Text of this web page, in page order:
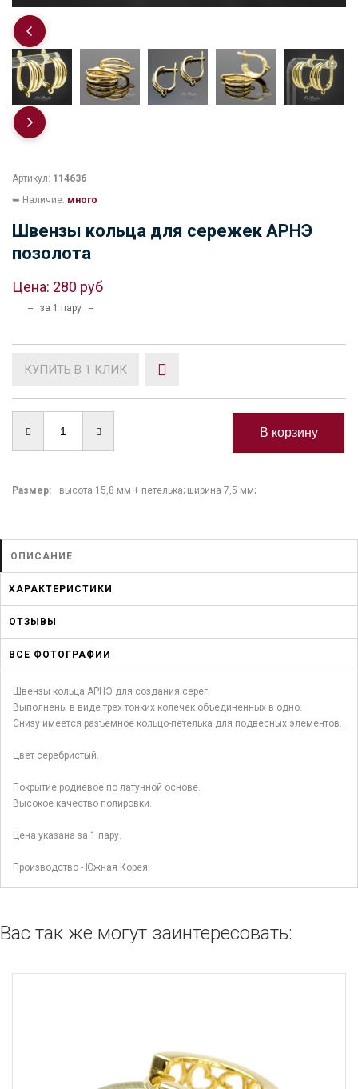
Артикул: 114636
➥ Наличие: много
Швензы кольца для сережек АРНЭ
позолота
Цена: 280 руб
-- за 1 пару --
КУПИТЬ В 1 КЛИК
Размер: высота 15,8 мм + петелька; ширина 7,5 мм;
ОПИСАНИЕ
ХАРАКТЕРИСТИКИ
ОТЗЫВЫ
ВСЕ ФОТОГРАФИИ
Швензы кольца АРНЭ для создания серег.
Выполнены в виде трех тонких колечек объединенных в одно.
Снизу имеется разъемное кольцо-петелька для подвесных элементов.
Цвет серебристый.
Покрытие родиевое по латунной основе.
Высокое качество полировки.
Цена указана за 1 пару.
Производство - Южная Корея.
Вас так же могут заинтересовать: